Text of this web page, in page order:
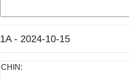
1A - 2024-10-15
CHIN: